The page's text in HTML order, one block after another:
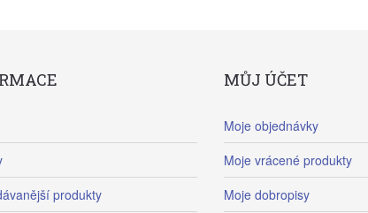
produkty
MŮJ ÚČET
Moje objednávky
Moje vrácené produkty
Moje dobropisy